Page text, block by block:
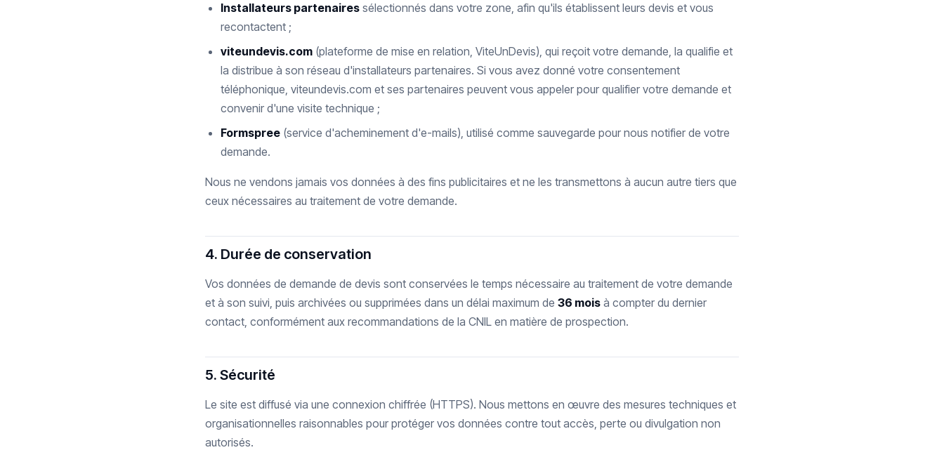
Installateurs partenaires sélectionnés dans votre zone, afin qu'ils établissent leurs devis et vous
recontactent ;
viteundevis.com (plateforme de mise en relation, ViteUnDevis), qui reçoit votre demande, la qualifie et
la distribue à son réseau d'installateurs partenaires. Si vous avez donné votre consentement
téléphonique, viteundevis.com et ses partenaires peuvent vous appeler pour qualifier votre demande et
convenir d'une visite technique ;
Formspree (service d'acheminement d'e-mails), utilisé comme sauvegarde pour nous notifier de votre
demande.
Nous ne vendons jamais vos données à des fins publicitaires et ne les transmettons à aucun autre tiers que
ceux nécessaires au traitement de votre demande.
4. Durée de conservation
Vos données de demande de devis sont conservées le temps nécessaire au traitement de votre demande
et à son suivi, puis archivées ou supprimées dans un délai maximum de 36 mois à compter du dernier
contact, conformément aux recommandations de la CNIL en matière de prospection.
5. Sécurité
Le site est diffusé via une connexion chiffrée (HTTPS). Nous mettons en œuvre des mesures techniques et
organisationnelles raisonnables pour protéger vos données contre tout accès, perte ou divulgation non
autorisés.